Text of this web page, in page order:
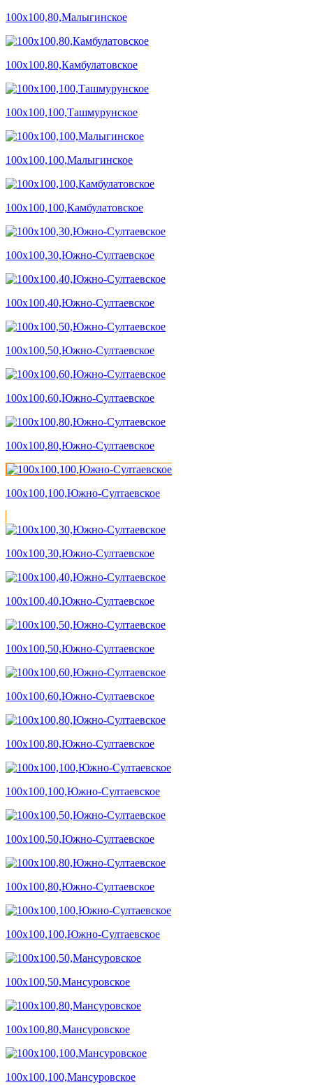
100х100,80,Малыгинское
100х100,80,Камбулатовское
100х100,100,Ташмурунское
100х100,100,Малыгинское
100х100,100,Камбулатовское
100х100,30,Южно-Султаевское
100х100,40,Южно-Султаевское
100х100,50,Южно-Султаевское
100х100,60,Южно-Султаевское
100х100,80,Южно-Султаевское
100х100,100,Южно-Султаевское
100х100,30,Южно-Султаевское
100х100,40,Южно-Султаевское
100х100,50,Южно-Султаевское
100х100,60,Южно-Султаевское
100х100,80,Южно-Султаевское
100х100,100,Южно-Султаевское
100х100,50,Южно-Султаевское
100х100,80,Южно-Султаевское
100х100,100,Южно-Султаевское
100х100,50,Мансуровское
100х100,80,Мансуровское
100х100,100,Мансуровское